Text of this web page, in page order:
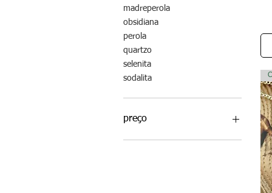
madreperola
obsidiana
perola
quartzo
selenita
sodalita
preço